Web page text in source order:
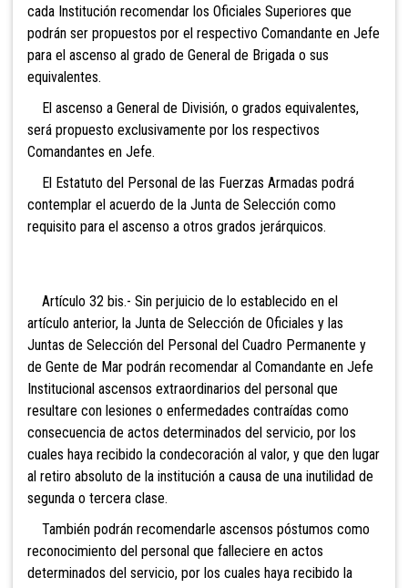
cada Institución recomendar los Oficiales Superiores que
podrán ser propuestos por el respectivo Comandante en Jefe
para el ascenso al grado de General de Brigada o sus
equivalentes.
El ascenso a General de División, o grados equivalentes,
será propuesto exclusivamente por los respectivos
Comandantes en Jefe.
El Estatuto del Personal de las Fuerzas Armadas podrá
contemplar el acuerdo de la Junta de Selección como
requisito para el ascenso a otros grados jerárquicos.
Artículo 32 bis.- Sin perjuicio de lo establecido en el
artículo anterior, la Junta de Selección de Oficiales y las
Juntas de Selección del Personal del Cuadro Permanente y
de Gente de Mar podrán recomendar al Comandante en Jefe
Institucional ascensos extraordinarios del personal que
resultare con lesiones o enfermedades contraídas como
consecuencia de actos determinados del servicio, por los
cuales haya recibido la condecoración al valor, y que den lugar
al retiro absoluto de la institución a causa de una inutilidad de
segunda o tercera clase.
También podrán recomendarle ascensos póstumos como
reconocimiento del personal que falleciere en actos
determinados del servicio, por los cuales haya recibido la